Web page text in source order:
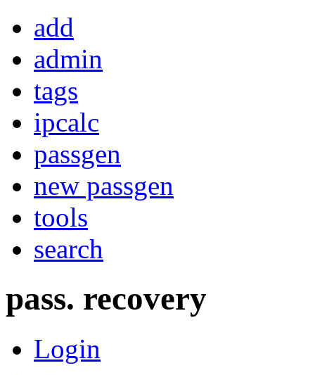
add
admin
tags
ipcalc
passgen
new passgen
tools
search
pass. recovery
Login